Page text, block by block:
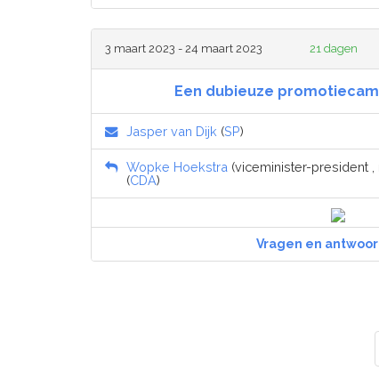
3 maart 2023 - 24 maart 2023 21 dagen
Een dubieuze
Jasper van Dijk (SP)
Wopke Hoekstra (viceminister-president
(CDA)
Vragen en